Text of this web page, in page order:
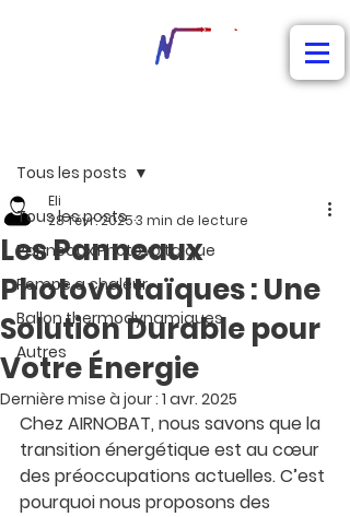
Tous les posts
Panneaux Photovoltaique
Pompe a chaleur
Ballon thermodynamiques
Autres
Tous les posts
Les Panneaux
Photovoltaïques : Une
Solution Durable pour
Votre Énergie
Eli
28 févr. 20253 min de lecture
Dernière mise à jour : 1 avr. 2025
Chez AIRNOBAT, nous savons que la
transition énergétique est au cœur
des préoccupations actuelles. C’est
pourquoi nous proposons des